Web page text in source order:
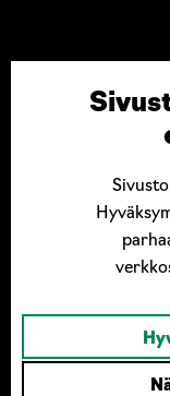
Ota
Case77 /
Kankaantie
044 996 5177
info@case77.fi
Linkit